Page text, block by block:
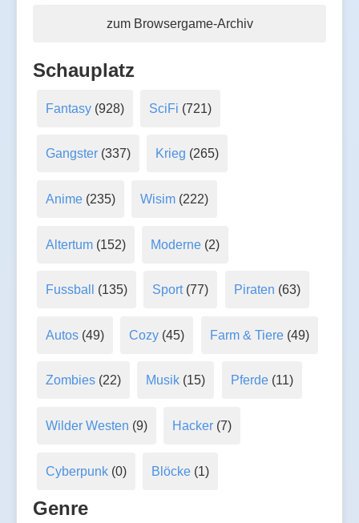
zum Browsergame-Archiv
Schauplatz
Fantasy(928) SciFi (721)
Gangster(337) Krieg (265)
Anime(235) Wisim (222)
Altertum(152) Moderne (2)
Fussball (135) Sport(77) Piraten (63)
Autos(49) Cozy (45) Farm & Tiere(49)
Zombies(22) Musik (15) Pferde(11)
Wilder Westen (9) Hacker (7)
Cyberpunk(0) Blöcke (1)
Genre